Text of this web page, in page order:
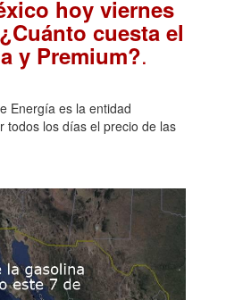
hoy viernes
cuesta el
y Premium?.
Energía es la entidad
todos los días el precio de las